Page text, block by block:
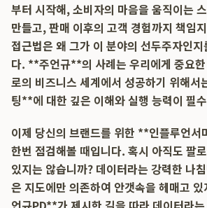
부터 시작해, 소비자의 마음을 움직이는
만들고, 판매 이후의 고객 경험까지 책임
접근법은 왜 그가 이 분야의 선두주자인
다. **주언규**의 사례는 우리에게 중요
로의 비즈니스 세계에서 성공하기 위해서
팅**에 대한 깊은 이해와 실행 능력이 필
이제 당신의 브랜드를 위한 **인플루언서
한번 점검해볼 때입니다. 혹시 아직도 팔
있지는 않습니까? 데이터라는 강력한 나
은 지도에만 의존하여 안갯속을 헤매고